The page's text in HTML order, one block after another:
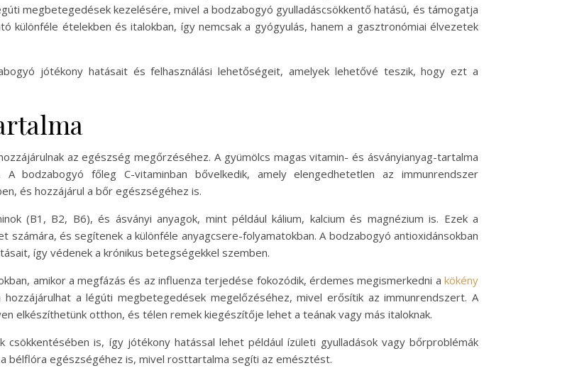
megbetegedések kezelésére, mivel a bodzabogyó gyulladáscsökkentő hatású, és támogatja
különféle ételekben és italokban, így nemcsak a gyógyulás, hanem a gasztronómiai élvezetek
jótékony hatásait és felhasználási lehetőségeit, amelyek lehetővé teszik, hogy ezt a
az egészség megőrzéséhez. A gyümölcs magas vitamin- és ásványianyag-tartalma
bodzabogyó főleg C-vitaminban bővelkedik, amely elengedhetetlen az immunrendszer
és hozzájárul a bőr egészségéhez is.
(B1, B2, B6), és ásványi anyagok, mint például kálium, kalcium és magnézium is. Ezek a
és segítenek a különféle anyagcsere-folyamatokban. A bodzabogyó antioxidánsokban
így védenek a krónikus betegségekkel szemben.
amikor a megfázás és az influenza terjedése fokozódik, érdemes megismerkedni a kökény
a légúti megbetegedések megelőzéséhez, mivel erősítik az immunrendszert. A
elkészíthetünk otthon, és télen remek kiegészítője lehet a teának vagy más italoknak.
is, így jótékony hatással lehet például ízületi gyulladások vagy bőrproblémák
bélflóra egészségéhez is, mivel rosttartalma segíti az emésztést.